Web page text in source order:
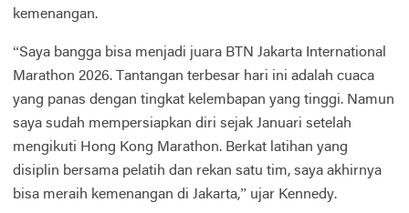
kemenangan.
“Saya bangga bisa menjadi juara BTN Jakarta International
Marathon 2026. Tantangan terbesar hari ini adalah cuaca
yang panas dengan tingkat kelembapan yang tinggi. Namun
saya sudah mempersiapkan diri sejak Januari setelah
mengikuti Hong Kong Marathon. Berkat latihan yang
disiplin bersama pelatih dan rekan satu tim, saya akhirnya
bisa meraih kemenangan di Jakarta,” ujar Kennedy.